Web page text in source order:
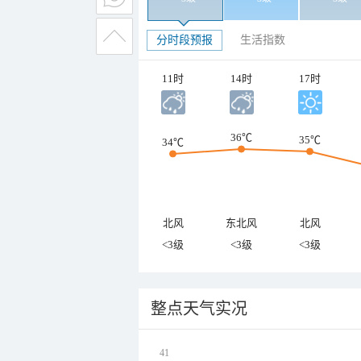
分时段预报 生活指数
11时 14时 17时
34℃ 36℃ 35℃
北风 东北风
北风
<3级
<3级 <3级
整点天气实况
41